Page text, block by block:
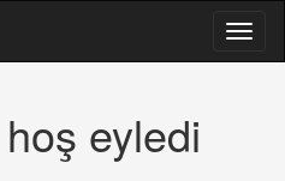
eyledi